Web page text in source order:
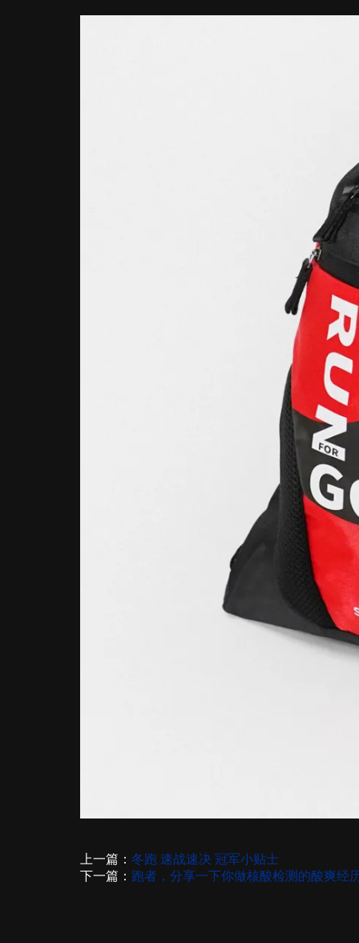
上一篇： 冬跑 速战速决 冠军小贴士
下一篇： 跑者，分享一下你做核酸检测的酸爽经